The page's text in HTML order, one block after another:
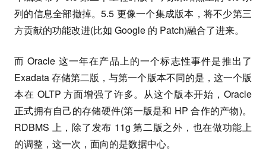
列的信息全部撤掉。5.5 更像一个集成版本，将不少第三
方贡献的功能改进(比如 Google 的 Patch)融合了进来。
而 Oracle 这一年在产品上的一个标志性事件是推出了
Exadata 存储第二版，与第一个版本不同的是，这一个版
本在 OLTP 方面增强了许多。从这个版本开始，Oracle
正式拥有自己的存储硬件(第一版是和 HP 合作的产物)。
RDBMS 上，除了发布 11g 第二版之外，也在做功能上
的调整，这一次，面向的是数据中心。